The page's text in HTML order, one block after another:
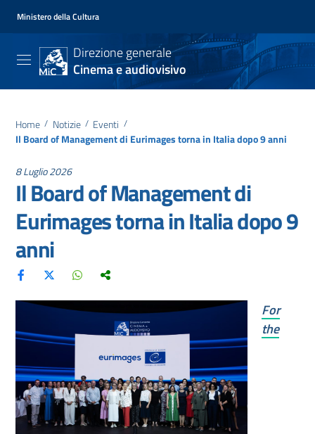
Ministero della Cultura
Direzione generale
Cinema e audiovisivo
Home / Notizie / Eventi /
Il Board of Management di Eurimages torna in Italia dopo 9 anni
8 Luglio 2026
Il Board of Management di
Eurimages torna in Italia dopo 9
anni
For
the